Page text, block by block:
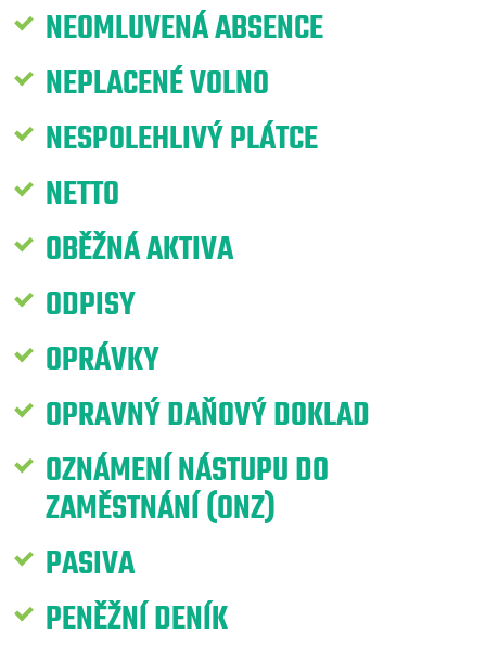
NEOMLUVENÁ ABSENCE
NEPLACENÉ VOLNO
NESPOLEHLIVÝ PLÁTCE
NETTO
OBĚŽNÁ AKTIVA
ODPISY
OPRÁVKY
OPRAVNÝ DAŇOVÝ DOKLAD
OZNÁMENÍ NÁSTUPU DO
ZAMĚSTNÁNÍ (ONZ)
PASIVA
PENĚŽNÍ DENÍK